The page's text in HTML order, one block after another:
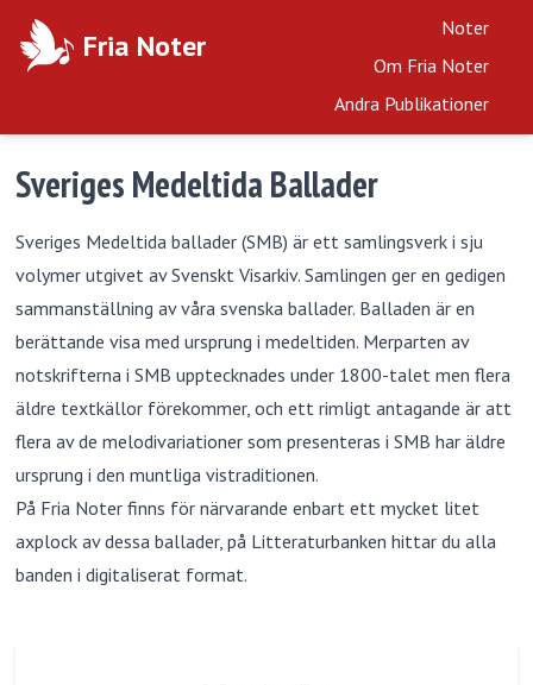
Fria Noter
Noter
Om Fria Noter
Andra Publikationer
Sveriges Medeltida Ballader
Sveriges Medeltida ballader (SMB) är ett samlingsverk i sju
volymer utgivet av Svenskt Visarkiv. Samlingen ger en gedigen
sammanställning av våra svenska ballader. Balladen är en
berättande visa med ursprung i medeltiden. Merparten av
notskrifterna i SMB upptecknades under 1800-talet men flera
äldre textkällor förekommer, och ett rimligt antagande är att
flera av de melodivariationer som presenteras i SMB har äldre
ursprung i den muntliga vistraditionen.
På Fria Noter finns för närvarande enbart ett mycket litet
axplock av dessa ballader, på Litteraturbanken hittar du alla
banden i digitaliserat format.